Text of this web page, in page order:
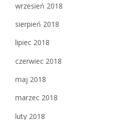
wrzesień 2018
sierpień 2018
lipiec 2018
czerwiec 2018
maj 2018
marzec 2018
luty 2018